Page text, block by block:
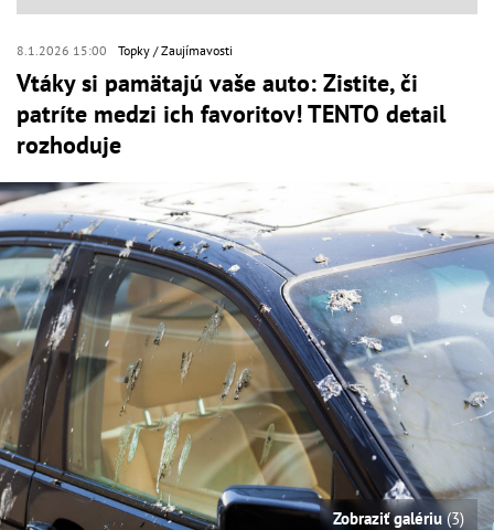
8.1.2026 15:00 Topky Zaujímavosti
Vtáky si pamätajú vaše auto: Zistite, či
patríte medzi ich favoritov! TENTO detail
rozhoduje
Zobraziť galériu(3)